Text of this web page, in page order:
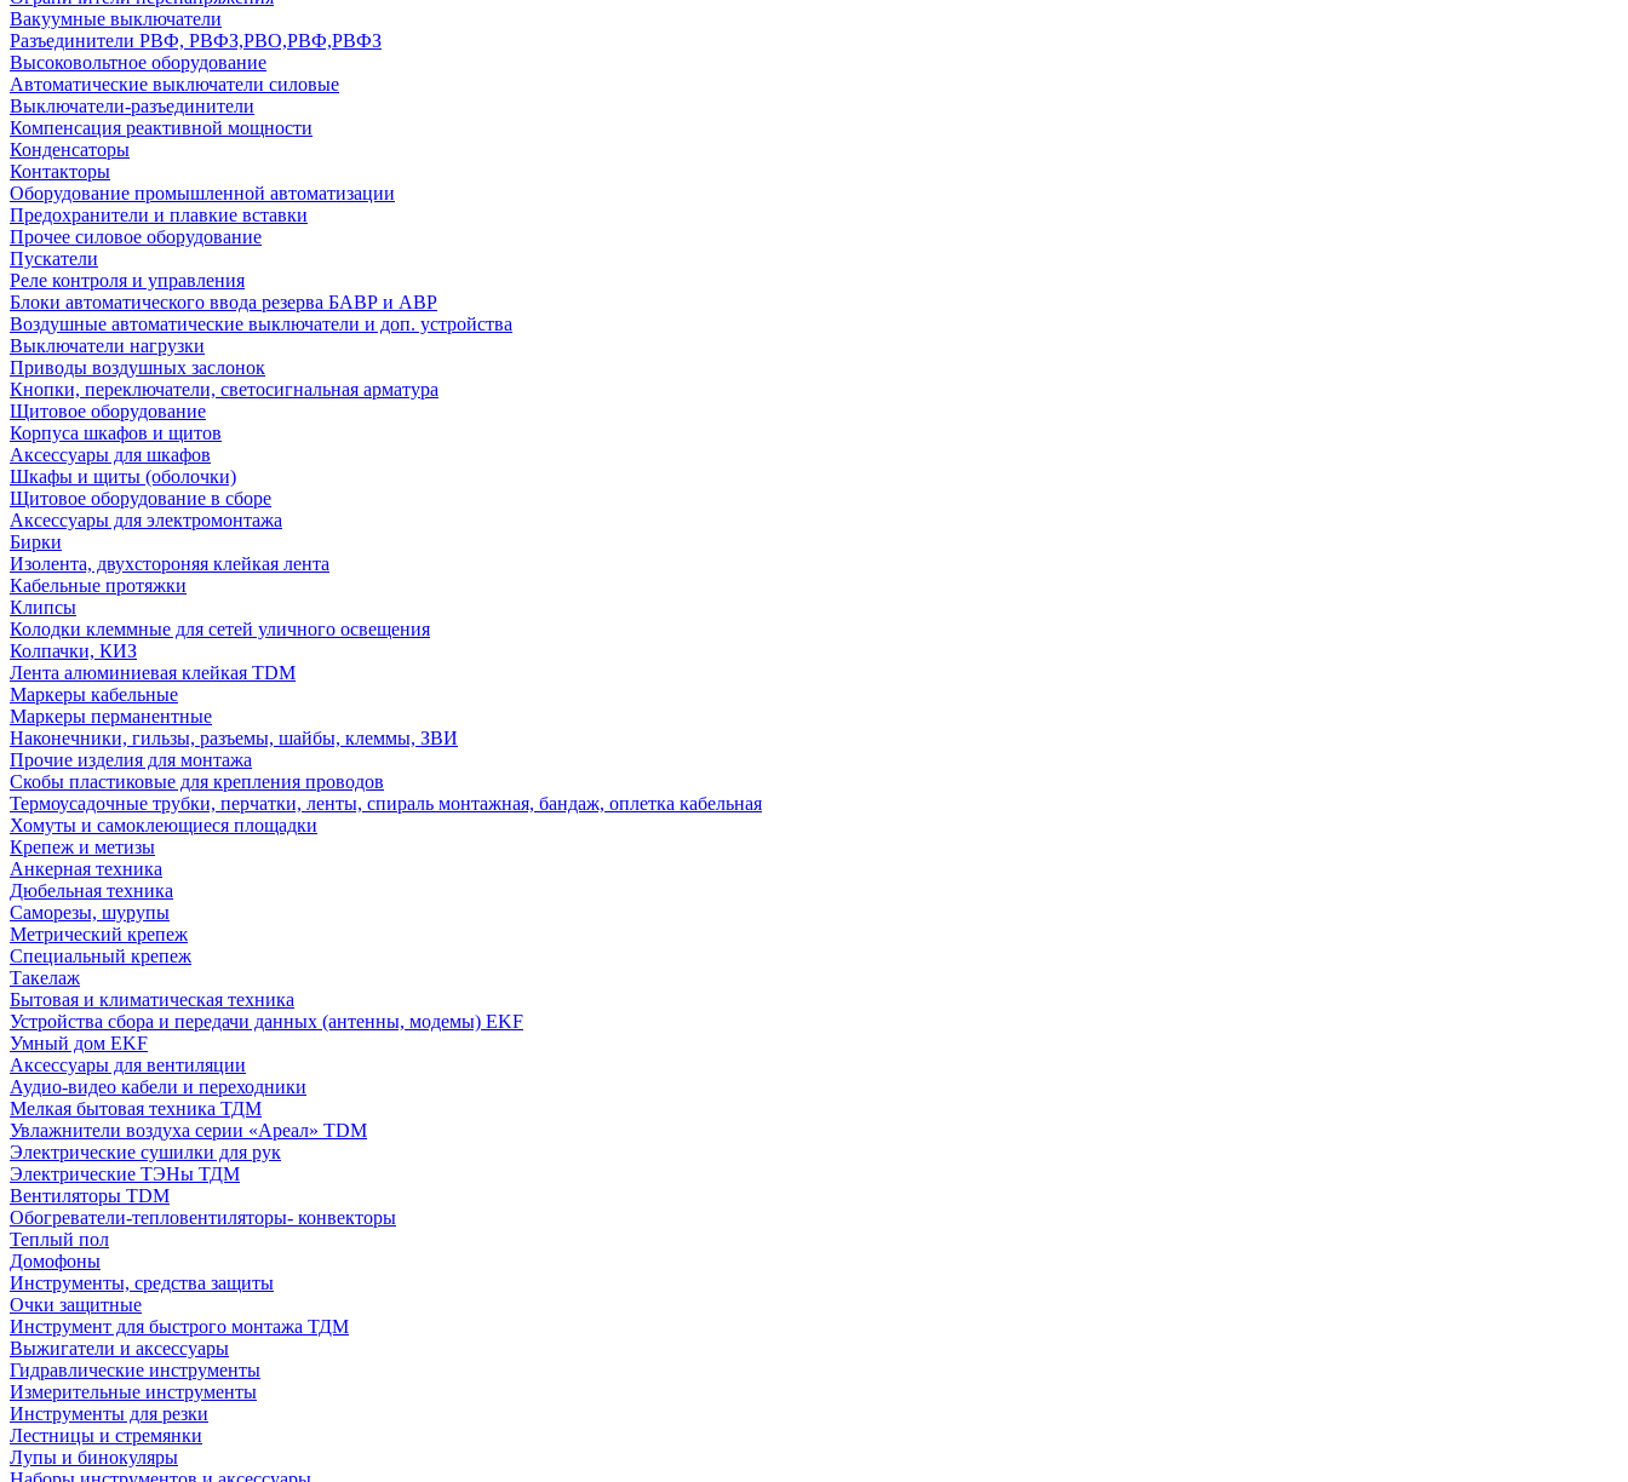
Вакуумные выключатели
Разъединители РВФ, РВФЗ,РВО,РВФ,РВФЗ
Высоковольтное оборудование
Автоматические выключатели cиловые
Выключатели-разъединители
Компенсация реактивной мощности
Конденсаторы
Контакторы
Оборудование промышленной автоматизации
Предохранители и плавкие вставки
Прочее силовое оборудование
Пускатели
Реле контроля и управления
Блоки автоматического ввода резерва БАВР и АВР
Воздушные автоматические выключатели и доп. устройства
Выключатели нагрузки
Приводы воздушных заслонок
Кнопки, переключатели, светосигнальная арматура
Щитовое оборудование
Корпуса шкафов и щитов
Аксессуары для шкафов
Шкафы и щиты (оболочки)
Щитовое оборудование в сборе
Аксессуары для электромонтажа
Бирки
Изолента, двухстороняя клейкая лента
Кабельные протяжки
Клипсы
Колодки клеммные для сетей уличного освещения
Колпачки, КИЗ
Лента алюминиевая клейкая TDM
Маркеры кабельные
Маркеры перманентные
Наконечники, гильзы, разъемы, шайбы, клеммы, ЗВИ
Прочие изделия для монтажа
Скобы пластиковые для крепления проводов
Термоусадочные трубки, перчатки, ленты, спираль монтажная, бандаж, оплетка кабельная
Хомуты и самоклеющиеся площадки
Крепеж и метизы
Анкерная техника
Дюбельная техника
Саморезы, шурупы
Метрический крепеж
Специальный крепеж
Такелаж
Бытовая и климатическая техника
Устройства сбора и передачи данных (антенны, модемы) EKF
Умный дом EKF
Аксессуары для вентиляции
Аудио-видео кабели и переходники
Мелкая бытовая техника ТДМ
Увлажнители воздуха серии «Ареал» TDM
Электрические сушилки для рук
Электрические ТЭНы ТДМ
Вентиляторы TDM
Обогреватели-тепловентиляторы- конвекторы
Теплый пол
Домофоны
Инструменты, средства защиты
Очки защитные
Инструмент для быстрого монтажа ТДМ
Выжигатели и аксессуары
Гидравлические инструменты
Измерительные инструменты
Инструменты для резки
Лестницы и стремянки
Лупы и бинокуляры